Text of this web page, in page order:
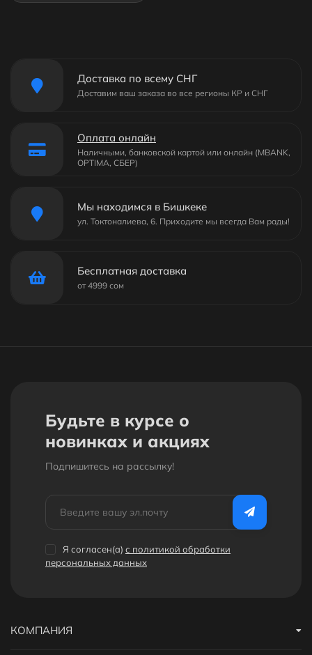
Доставка по всему СНГ
Доставим ваш заказа во все регионы КР и СНГ
Оплата онлайн
Наличными, банковской картой или онлайн (MBANK,
OPTIMA, СБЕР)
Мы находимся в Бишкеке
ул. Токтоналиева, 6. Приходите мы всегда Вам рады!
Бесплатная доставка
от 4999 сом
Будьте в курсе о
новинках и акциях
Подпишитесь на рассылкy!
Я согласен(a) с политикой обработки
персональных данных
КОМПАНИЯ